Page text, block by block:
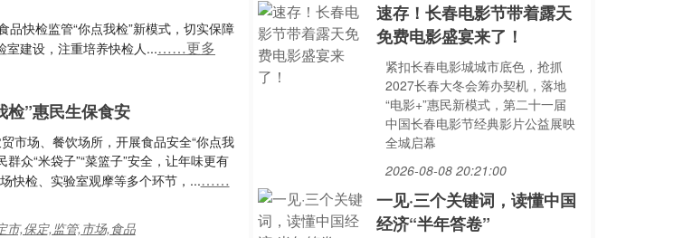
快检监管“你点我检”新模式，切实保障
室建设，注重培养快检人...……更多
检”惠民生保食安
市场、餐饮场所，开展食品安全“你点我
众“米袋子”“菜篮子”安全，让年味更有
快检、实验室观摩等多个环节，...……
市,保定,监管,市场,食品
速存！长春电影节带着露天
免费电影盛宴来了！
紧扣长春电影城城市底色，抢抓
2027长春大冬会筹办契机，落地
“电影+”惠民新模式，第二十一届
中国长春电影节经典影片公益展映
全城启幕
2026-08-08 20:21:00
一见·三个关键词，读懂中国
经济“半年答卷”